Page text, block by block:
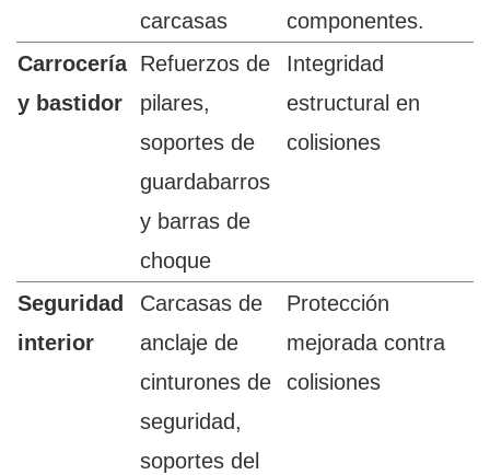
carcasas
componentes.
Carrocería
y bastidor
Refuerzos de
pilares,
soportes de
guardabarros
y barras de
choque
Integridad
estructural en
colisiones
Seguridad
interior
Carcasas de
anclaje de
cinturones de
seguridad,
soportes del
Protección
mejorada contra
colisiones